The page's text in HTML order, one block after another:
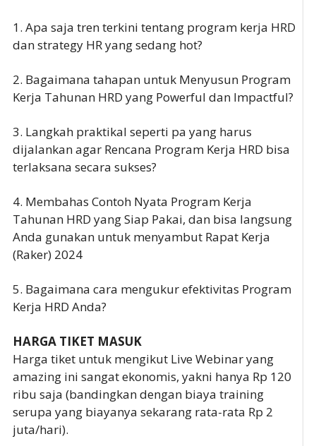
1. Apa saja tren terkini tentang program kerja HRD
dan strategy HR yang sedang hot?
2. Bagaimana tahapan untuk Menyusun Program
Kerja Tahunan HRD yang Powerful dan Impactful?
3. Langkah praktikal seperti pa yang harus
dijalankan agar Rencana Program Kerja HRD bisa
terlaksana secara sukses?
4. Membahas Contoh Nyata Program Kerja
Tahunan HRD yang Siap Pakai, dan bisa langsung
Anda gunakan untuk menyambut Rapat Kerja
(Raker) 2024
5. Bagaimana cara mengukur efektivitas Program
Kerja HRD Anda?
HARGA TIKET MASUK
Harga tiket untuk mengikut Live Webinar yang
amazing ini sangat ekonomis, yakni hanya Rp 120
ribu saja (bandingkan dengan biaya training
serupa yang biayanya sekarang rata-rata Rp 2
juta/hari).